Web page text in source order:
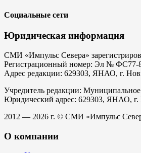
Социальные сети
Юридическая информация
СМИ «Импульс Севера»
Регистрационный номер: Эл № ФС77-
Адрес редакции: 629303, ЯНАО, г.
Учредитель редакции:
Юридический адрес: 629303, ЯНАО,
2012 — 2026 г. © СМИ «Импульс
О компании